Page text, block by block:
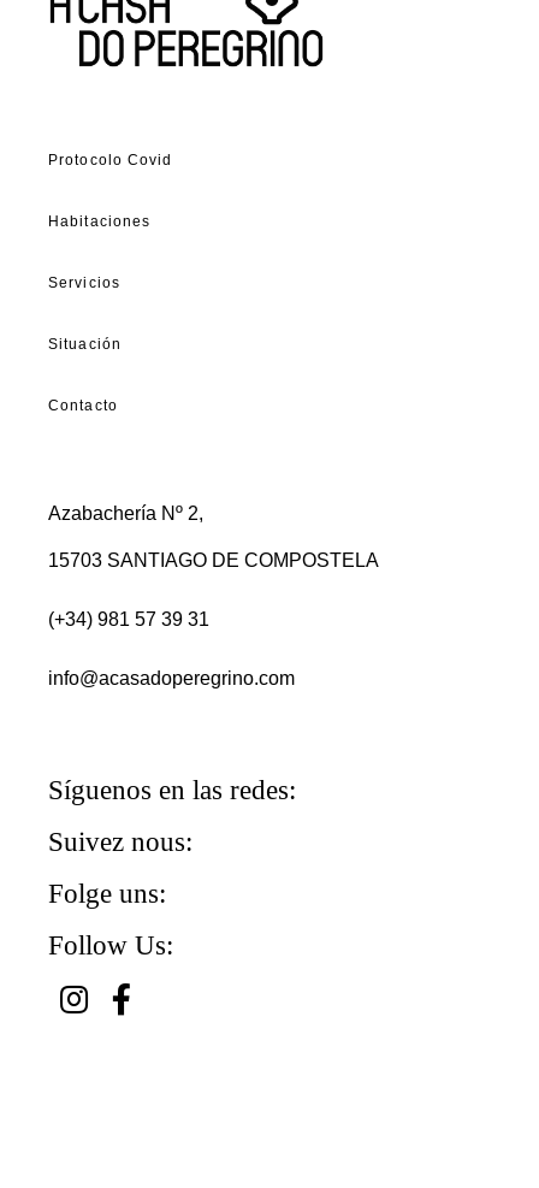
Protocolo Covid
Habitaciones
Servicios
Situación
Contacto
Azabachería Nº 2,
15703 SANTIAGO DE COMPOSTELA
(+34) 981 57 39 31
info@acasadoperegrino.com
Síguenos en las redes:
Suivez nous:
Folge uns:
Follow Us: